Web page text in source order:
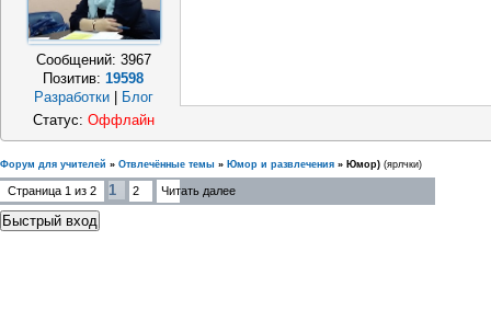
Сообщений: 3967
Позитив:19598
Разработки
Блог
Статус: Оффлайн
Форум для учителей » Отвлечённые темы » Юмор и развлечения » Юмор) (ярлчки)
Страница 1 из 2 1 2 Читать далее